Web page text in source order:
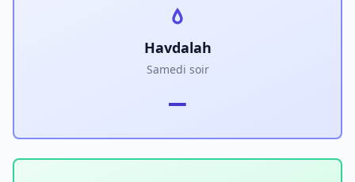
Havdalah
Samedi soir
—